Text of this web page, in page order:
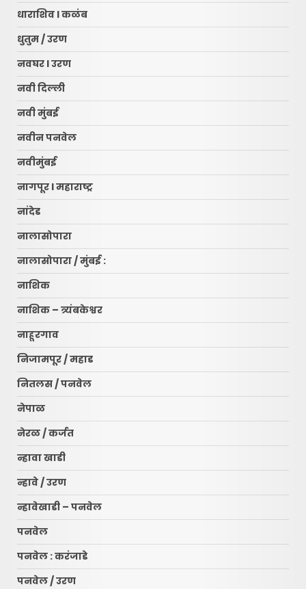
धाराशिव l कळंब
धुतुम / उरण
नवघर l उरण
नवी दिल्ली
नवी मुंबई
नवीन पनवेल
नवीमुंबई
नागपूर l महाराष्ट्र
नांदेड
नालासोपारा
नालासोपारा / मुंबई :
नाशिक
नाशिक – त्र्यंबकेश्वर
नाहूरगाव
निजामपूर / महाड
नितलस / पनवेल
नेपाळ
नेरळ / कर्जत
न्हावा खाडी
न्हावे / उरण
न्हावेखाडी – पनवेल
पनवेल
पनवेल : करंजाडे
पनवेल / उरण